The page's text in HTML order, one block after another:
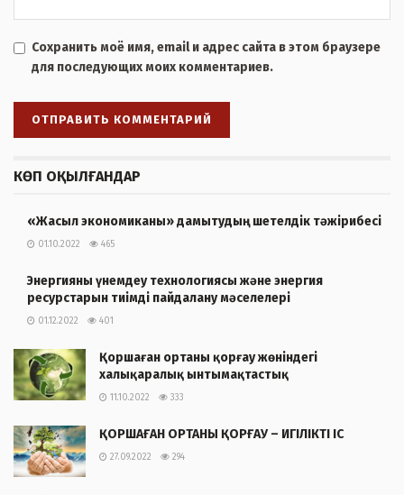
Сохранить моё имя, email и адрес сайта в этом браузере
для последующих моих комментариев.
КӨП ОҚЫЛҒАНДАР
«Жасыл экономиканы» дамытудың шетелдік тәжірибесі
01.10.2022 465
Энергияны үнемдеу технологиясы және энергия
ресурстарын тиімді пайдалану мәселелері
01.12.2022 401
Қоршаған ортаны қорғау жөніндегі
халықаралық ынтымақтастық
11.10.2022 333
ҚОРШАҒАН ОРТАНЫ ҚОРҒАУ – ИГІЛІКТІ ІС
27.09.2022 294